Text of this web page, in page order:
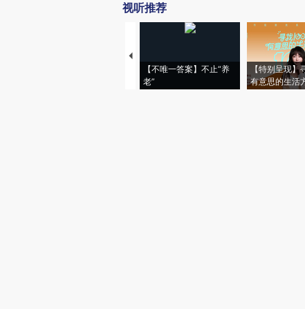
视听推荐
【不唯一答案】不止“养
老”
【特别呈现
有意思的生活